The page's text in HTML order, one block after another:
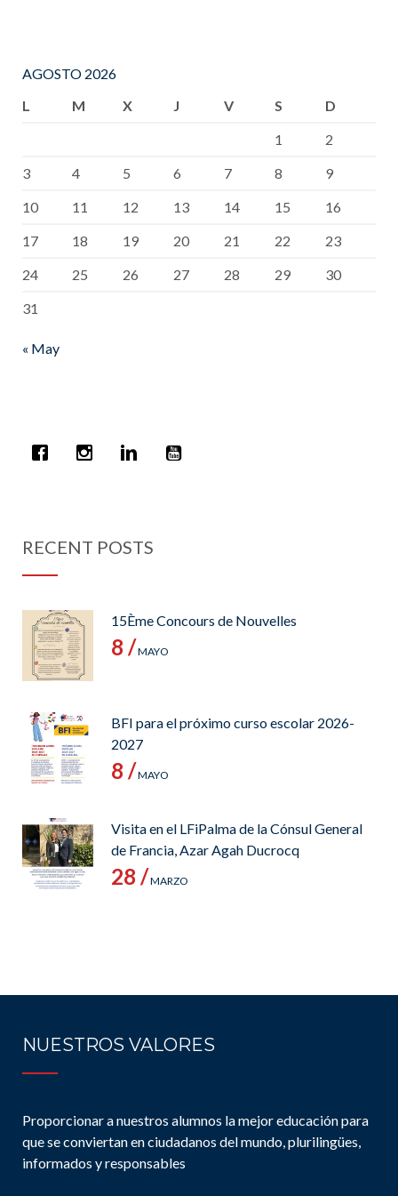
AGOSTO 2026
L
M X J V S
D
1
2
3
4 5 6 7 8
9
10
11 12 13 14 15
16
17
18 19 20 21 22
23
24
25 26 27 28 29
30
31
« May
RECENT POSTS
15Ème Concours de Nouvelles
8 /MAYO
BFI para el próximo curso escolar 2026-
2027
8 /MAYO
Visita en el LFiPalma de la Cónsul General
de Francia, Azar Agah Ducrocq
28 /MARZO
NUESTROS VALORES
Proporcionar a nuestros alumnos la mejor educación para
que se conviertan en ciudadanos del mundo, plurilingües,
informados y responsables